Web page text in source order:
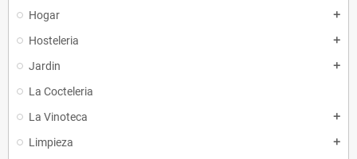
Hogar add
Hosteleria add
Jardin add
La Cocteleria
La Vinoteca
add
Limpieza add